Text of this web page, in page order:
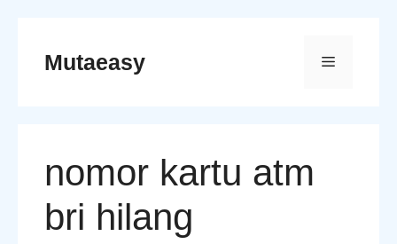
contentMutaeasy Menu
nomor kartu atm
bri hilang